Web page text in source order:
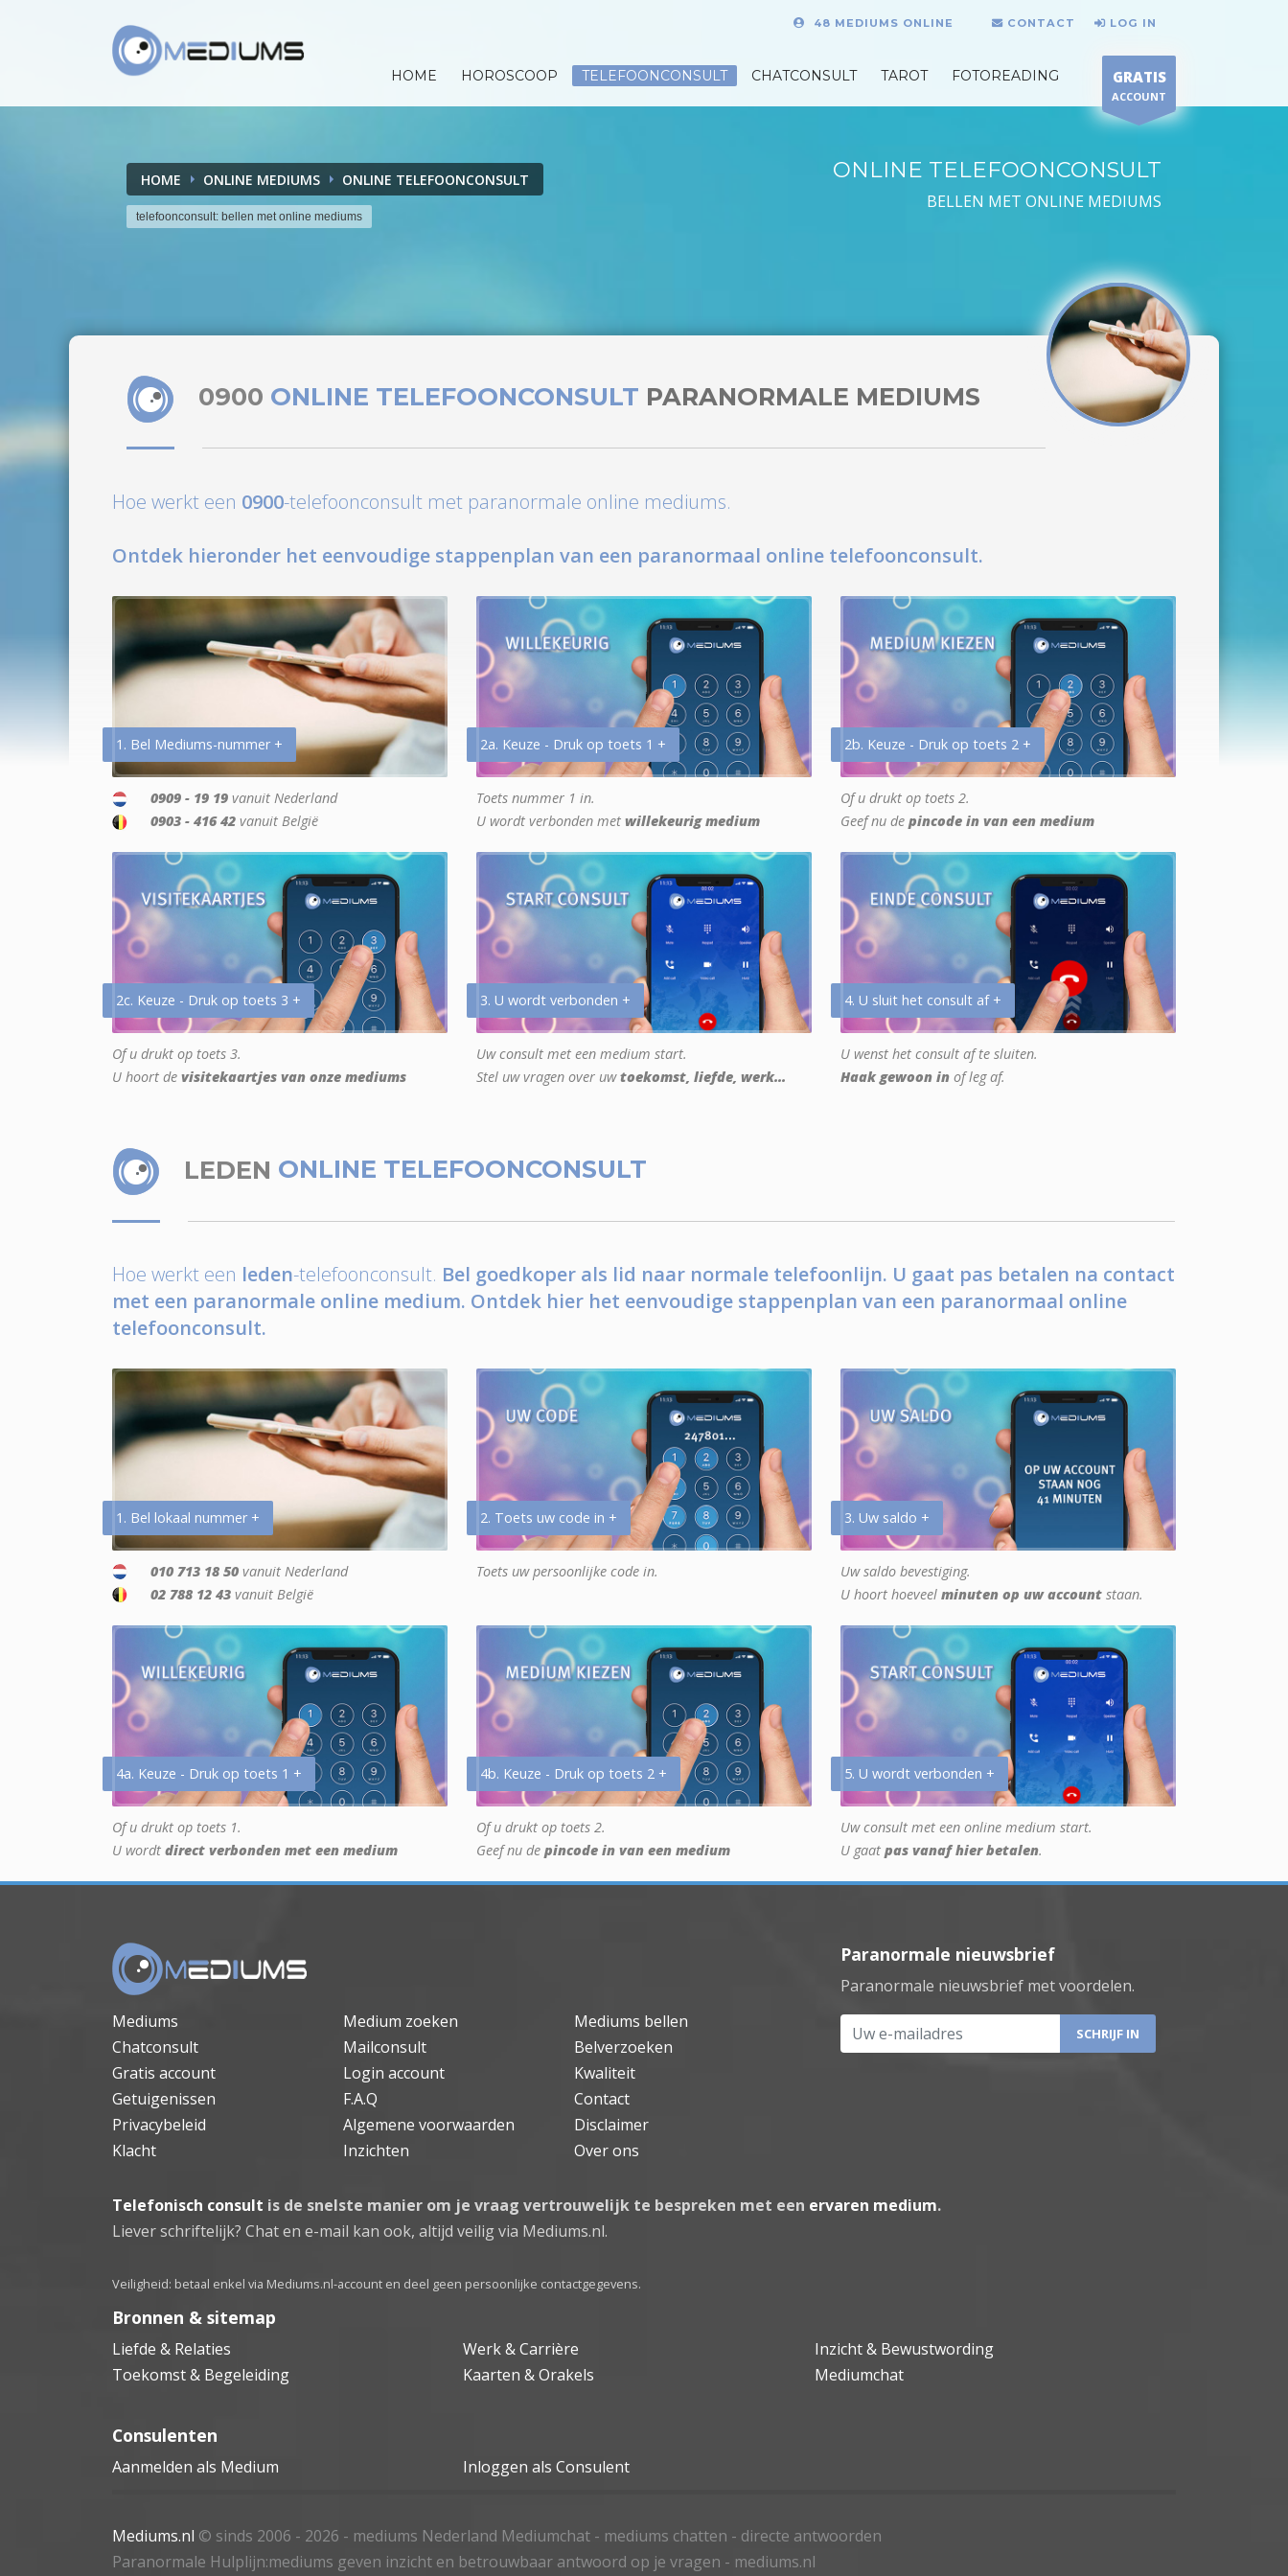
48 MEDIUMS ONLINE CONTACT LOG IN
HOME HOROSCOOP TELEFOONCONSULT CHATCONSULT TAROT FOTOREADING GRATIS
ACCOUNT
HOME ONLINE MEDIUMS ONLINE TELEFOONCONSULT
telefoonconsult: bellen met online mediums
ONLINE TELEFOONCONSULT
BELLEN MET ONLINE MEDIUMS
0900 ONLINE TELEFOONCONSULT PARANORMALE MEDIUMS
Hoe werkt een 0900-telefoonconsult met paranormale online mediums.
Ontdek hieronder het eenvoudige stappenplan van een paranormaal online telefoonconsult.
1. Bel Mediums-nummer +
0909 - 19 19 vanuit Nederland
0903 - 416 42 vanuit België
2a. Keuze - Druk op toets 1 +
Toets nummer 1 in.
U wordt verbonden met willekeurig medium
2b. Keuze - Druk op toets 2 +
Of u drukt op toets 2.
Geef nu de pincode in van een medium
2c. Keuze - Druk op toets 3 +
Of u drukt op toets 3.
U hoort de visitekaartjes van onze mediums
3. U wordt verbonden +
Uw consult met een medium start.
Stel uw vragen over uwtoekomst, liefde, werk...
4. U sluit het consult af +
U wenst het consult af te sluiten.
Haak gewoon in of leg af.
LEDEN ONLINE TELEFOONCONSULT
Hoe werkt een leden-telefoonconsult. Bel goedkoper als lid naar normale telefoonlijn. U gaat pas betalen na contact
met een paranormale online medium. Ontdek hier het eenvoudige stappenplan van een paranormaal online
telefoonconsult.
1. Bel lokaal nummer +
010 713 18 50 vanuit Nederland
02 788 12 43 vanuit België
2. Toets uw code in +
Toets uw persoonlijke code in.
3. Uw saldo +
Uw saldo bevestiging.
U hoort hoeveel minuten op uw account staan.
4a. Keuze - Druk op toets 1 +
Of u drukt op toets 1.
U wordt direct verbonden met een medium
4b. Keuze - Druk op toets 2 +
Of u drukt op toets 2.
Geef nu de pincode in van een medium
5. U wordt verbonden +
Uw consult met een online medium start.
U gaat pas vanaf hier betalen.
Mediums Medium zoeken
Mediums bellen
Chatconsult
Mailconsult
Belverzoeken
Gratis account
Login account
Kwaliteit
Getuigenissen
F.A.Q
Contact
Privacybeleid
Algemene voorwaarden
Disclaimer
Klacht
Inzichten Over ons
Paranormale nieuwsbrief
Paranormale nieuwsbrief met voordelen.
Uw e-mailadres
Telefonisch consult is de snelste manier om je vraag vertrouwelijk te bespreken met een ervaren medium.
Liever schriftelijk? Chat en e-mail kan ook, altijd veilig via Mediums.nl.
Veiligheid: betaal enkel via Mediums.nl-account en deel geen persoonlijke contactgegevens.
Bronnen & sitemap
Liefde & Relaties Werk & Carrière
Inzicht & Bewustwording
Toekomst & Begeleiding
Kaarten & Orakels Mediumchat
Consulenten
Aanmelden als Medium Inloggen als Consulent
Mediums.nl © sinds 2006 - 2026 - mediums Nederland Mediumchat - mediums chatten - directe antwoorden
Paranormale Hulplijn:mediums geven inzicht en betrouwbaar antwoord op je vragen - mediums.nl